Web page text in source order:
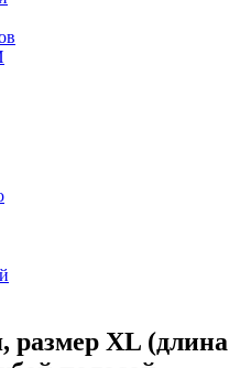
размер XL (длина